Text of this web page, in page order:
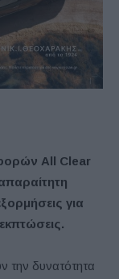
All Clear
για
την δυνατότητα